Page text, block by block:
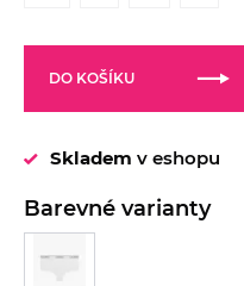
DO KOŠÍKU
Skladem v eshopu
Barevné varianty